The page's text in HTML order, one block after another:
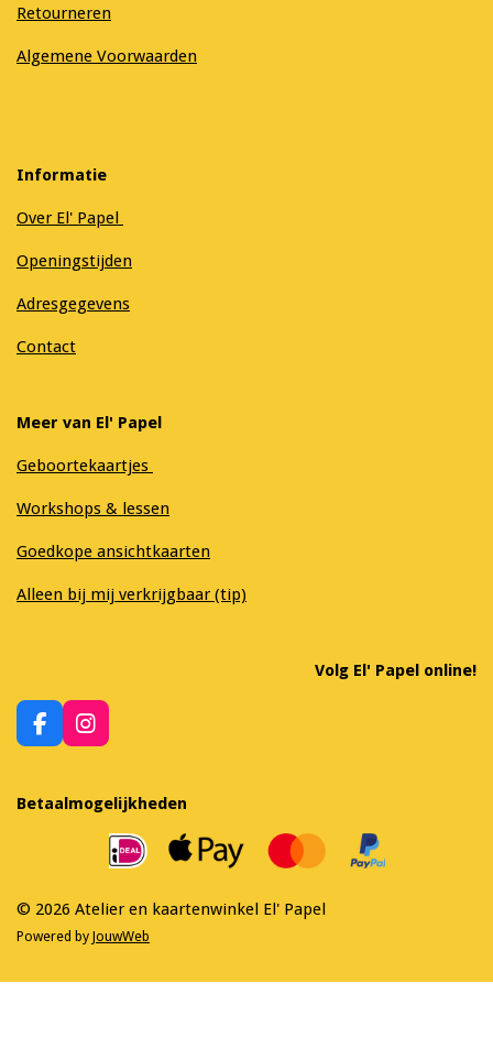
Retourneren
Algemene Voorwaarden
Informatie
Over El' Papel
Openingstijden
Adresgegevens
Contact
Meer van El' Papel
Geboortekaartjes
Workshops & lessen
Goedkope ansichtkaarten
Alleen bij mij verkrijgbaar (tip)
Volg El' Papel online!
F
a
e
b
I
n
a
m
Betaalmogelijkheden
© 2026 Atelier en kaartenwinkel El' Papel
Powered by JouwWeb